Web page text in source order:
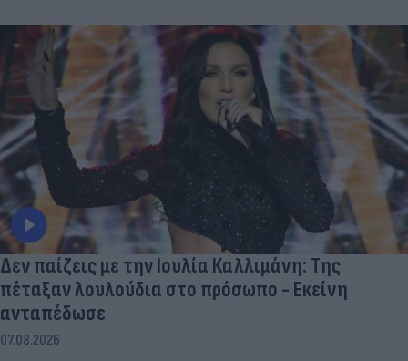
Δεν παίζεις με την Ιουλία Καλλιμάνη: Της
πέταξαν λουλούδια στο πρόσωπο - Εκείνη
ανταπέδωσε
07.08.2026